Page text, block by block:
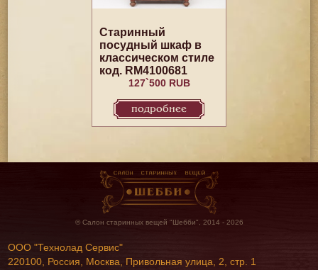
Старинный
посудный шкаф в
классическом стиле
код. RM4100681
127`500 RUB
подробнее
© Салон старинных вещей "Шебби", 2014 - 2026
ООО "Технолад Сервис"
220100, Россия, Москва, Привольная улица, 2, стр. 1